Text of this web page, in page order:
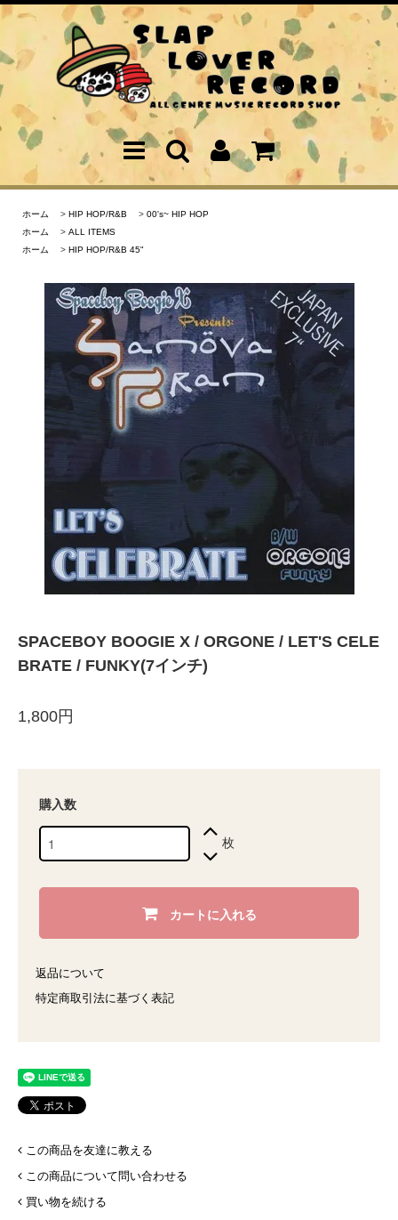
ホーム > HIP HOP/R&B > 00's~ HIP HOP
ホーム
> ALL ITEMS
ホーム
> HIP HOP/R&B 45"
SPACEBOY BOOGIE X / ORGONE / LET'S CELE
BRATE / FUNKY(7インチ)
1,800円
購入数
枚
カートに入れる
返品について
特定商取引法に基づく表記
この商品を友達に教える
この商品について問い合わせる
買い物を続ける